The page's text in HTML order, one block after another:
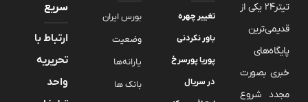
تیتر24 یکی از
قدیمی‌ترین
پایگاه‌های
خبری بصورت
مجدد شروع
تغییر چهره
باور نکردنی
پوریا پورسرخ
در سریال
بورس ایران
وضعیت
یارانه‌ها
بانک ها
سریع
ارتباط با
تحریریه
واحد